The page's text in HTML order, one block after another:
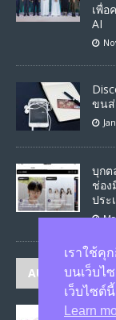
เพื่อ
AI
ขนส่
บุกต
ช่อง
ประ
AUTHORS
JASON
เราใช้คุ
บนเว็บไ
เว็บไซต์
Learn